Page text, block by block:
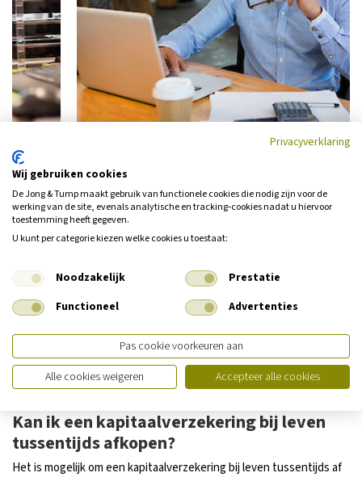
Wilt u de mogelijkheden van een
kapitaalverzekering bij leven
onderzoeken?
voor uw toekomst te zorgen. Maar of dit de juiste vorm voor uw
adviseur goed bij kunt gebruiken. Een adviseur van de Jong & Tump
zet graag de mogelijkheden voor u op een rij en helpt u met het
maken van vaak moeilijke keuzes. Wilt u de mogelijkheden voor uw
toekomst bespreken? Neem dan vandaag nog contact op met een
adviseur van de Jong & Tump.
Kan ik een kapitaalverzekering bij leven
tussentijds afkopen?
Het is mogelijk om een kapitaalverzekering bij leven tussentijds af
Privacyverklaring
Wij gebruiken cookies
De Jong & Tump maakt gebruik van functionele cookies die nodig zijn voor de
werking van de site, evenals analytische en tracking‑cookies nadat u hiervoor
toestemming heeft gegeven.
U kunt per categorie kiezen welke cookies u toestaat:
Noodzakelijk
Prestatie
Functioneel
Advertenties
Pas cookie voorkeuren aan
Alle cookies weigeren
Accepteer alle cookies